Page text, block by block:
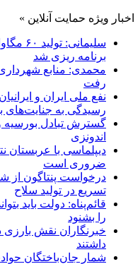
اخبار ویژه حمایت آنلاین »
برنامه ریزی شد
محمدی: منابع
رفت
نفع ملی ایران و
رسیدگی به جنایت‌های
گسترش تبادل بورسیه
اندونزی
دیپلماسی با
ضروری است
درخواست پنتاگون از
تسریع در تولید سلاح
قائم‌پناه: دولت باید
را بشنود
خبرنگاران نقش
داشتند
شمار جان‌باختگان حوادث سئوتا